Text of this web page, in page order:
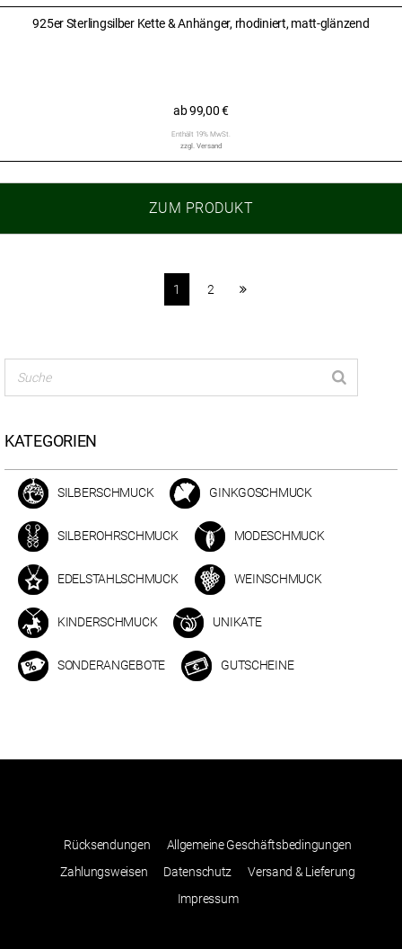
925er Sterlingsilber Kette & Anhänger, rhodiniert, matt-glänzend
ab99,00€
Enthält 19% MwSt.
zzgl. Versand
ZUM PRODUKT
1 2
KATEGORIEN
SILBERSCHMUCK GINKGOSCHMUCK
SILBEROHRSCHMUCK MODESCHMUCK
EDELSTAHLSCHMUCK WEINSCHMUCK
KINDERSCHMUCK UNIKATE
SONDERANGEBOTE GUTSCHEINE
Rücksendungen
Allgemeine Geschäftsbedingungen
Zahlungsweisen
Datenschutz
Versand & Lieferung
Impressum